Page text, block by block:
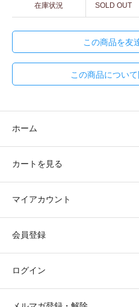
在庫状況 SOLD OUT
この商品を友
この商品につい
ホーム
カートを見る
マイアカウント
会員登録
ログイン